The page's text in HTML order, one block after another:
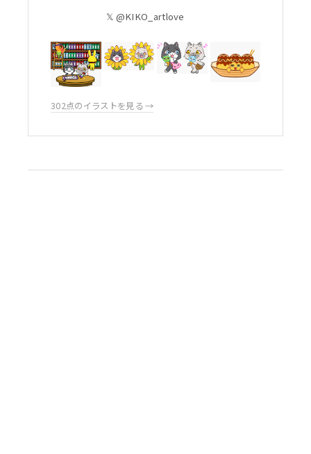
𝕏 @KIKO_artlove
302点のイラストを見る →